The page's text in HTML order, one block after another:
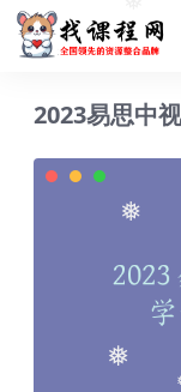
❅
2023易思中